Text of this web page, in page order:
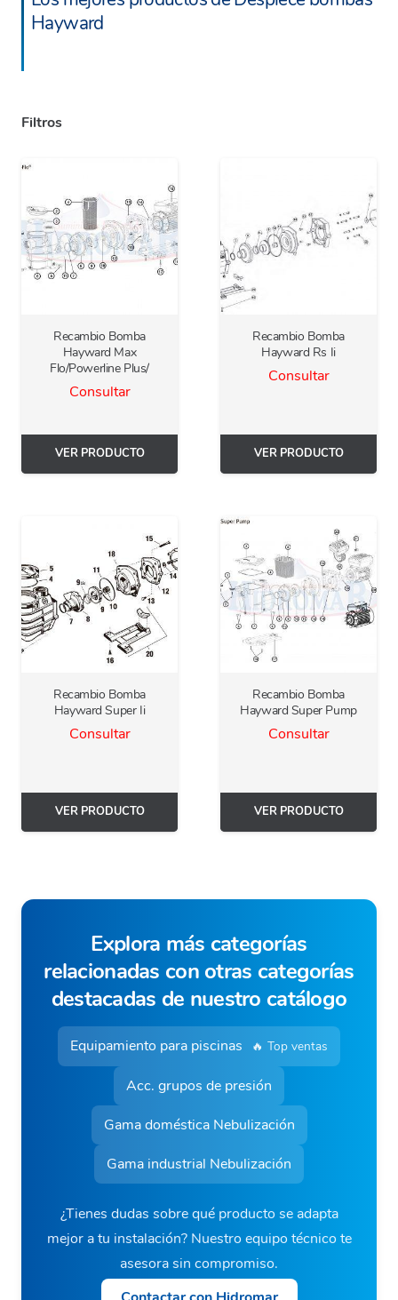
Hayward
Filtros
Recambio Bomba
Hayward Max
Flo/Powerline Plus/
Consultar
VER PRODUCTO
Recambio Bomba
Hayward Rs Ii
Consultar
VER PRODUCTO
Recambio Bomba
Hayward Super Ii
Consultar
VER PRODUCTO
Recambio Bomba
Hayward Super Pump
Consultar
VER PRODUCTO
Explora más categorías
relacionadas con otras categorías
destacadas de nuestro catálogo
Equipamiento para piscinas 🔥 Top ventas
Acc. grupos de presión
Gama doméstica Nebulización
Gama industrial Nebulización
¿Tienes dudas sobre qué producto se adapta
mejor a tu instalación? Nuestro equipo técnico te
asesora sin compromiso.